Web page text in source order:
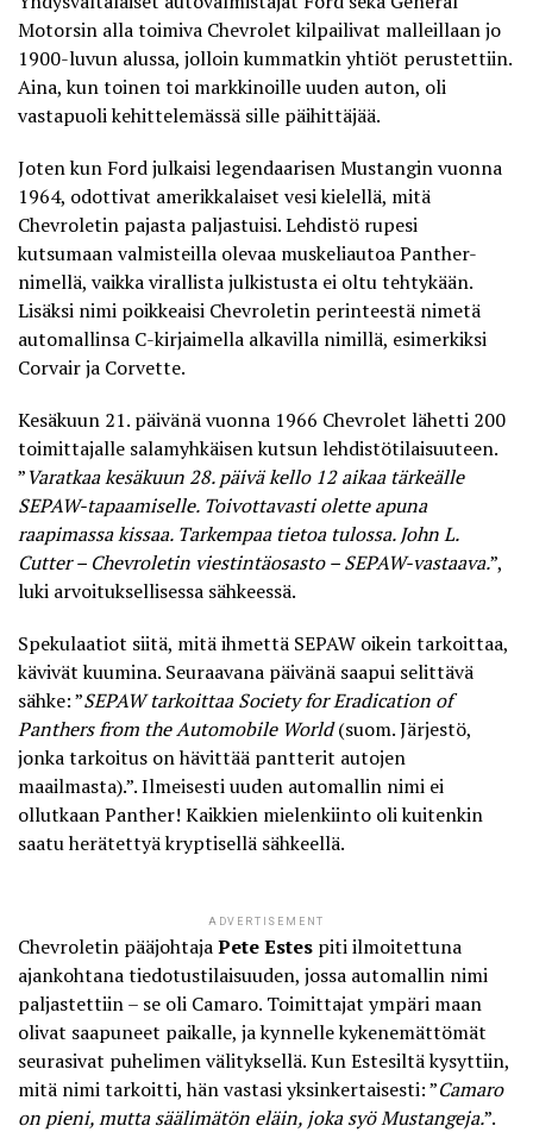
Motorsin alla toimiva Chevrolet kilpailivat malleillaan jo
1900-luvun alussa, jolloin kummatkin yhtiöt perustettiin.
Aina, kun toinen toi markkinoille uuden auton, oli
vastapuoli kehittelemässä sille päihittäjää.
Joten kun Ford julkaisi legendaarisen Mustangin vuonna
1964, odottivat amerikkalaiset vesi kielellä, mitä
Chevroletin pajasta paljastuisi. Lehdistö rupesi
kutsumaan valmisteilla olevaa muskeliautoa Panther-
nimellä, vaikka virallista julkistusta ei oltu tehtykään.
Lisäksi nimi poikkeaisi Chevroletin perinteestä nimetä
automallinsa C-kirjaimella alkavilla nimillä, esimerkiksi
Corvair ja Corvette.
Kesäkuun 21. päivänä vuonna 1966 Chevrolet lähetti 200
toimittajalle salamyhkäisen kutsun lehdistötilaisuuteen.
”Varatkaa kesäkuun 28. päivä kello 12 aikaa tärkeälle
SEPAW-tapaamiselle. Toivottavasti olette apuna
raapimassa kissaa. Tarkempaa tietoa tulossa. John L.
Cutter – Chevroletin viestintäosasto – SEPAW-vastaava.”,
luki arvoituksellisessa sähkeessä.
Spekulaatiot siitä, mitä ihmettä SEPAW oikein tarkoittaa,
kävivät kuumina. Seuraavana päivänä saapui selittävä
sähke: ”SEPAW tarkoittaa Society for Eradication of
Panthers from the Automobile World(suom. Järjestö,
jonka tarkoitus on hävittää pantterit autojen
maailmasta).”. Ilmeisesti uuden automallin nimi ei
ollutkaan Panther! Kaikkien mielenkiinto oli kuitenkin
saatu herätettyä kryptisellä sähkeellä.
ADVERTISEMENT
Chevroletin pääjohtajaPete Estes piti ilmoitettuna
ajankohtana tiedotustilaisuuden, jossa automallin nimi
paljastettiin – se oli Camaro. Toimittajat ympäri maan
olivat saapuneet paikalle, ja kynnelle kykenemättömät
seurasivat puhelimen välityksellä. Kun Estesiltä kysyttiin,
mitä nimi tarkoitti, hän vastasi yksinkertaisesti: ”Camaro
on pieni, mutta säälimätön eläin, joka syö Mustangeja.”.